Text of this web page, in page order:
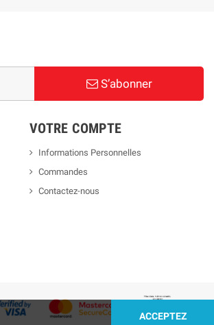
S’abonner
VOTRE COMPTE
Informations Personnelles
Commandes
Contactez-nous
ACCEPTEZ